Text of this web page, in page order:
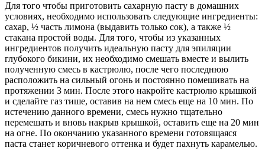
Для того чтобы приготовить сахарную пасту в домашних
условиях, необходимо использовать следующие ингредиенты:
сахар, ½ часть лимона (выдавить только сок), а также ½
стакана простой воды. Для того, чтобы из указанных
ингредиентов получить идеальную пасту для эпиляции
глубокого бикини, их необходимо смешать вместе и вылить
полученную смесь в кастрюлю, после чего последнюю
расположить на сильный огонь и постоянно помешивать на
протяжении 3 мин. После этого накройте кастрюлю крышкой
и сделайте газ тише, оставив на нем смесь еще на 10 мин. По
истечению данного времени, смесь нужно тщательно
перемешать и вновь накрыв крышкой, оставить еще на 20 мин
на огне. По окончанию указанного времени готовящаяся
паста станет коричневого оттенка и будет пахнуть карамелью.